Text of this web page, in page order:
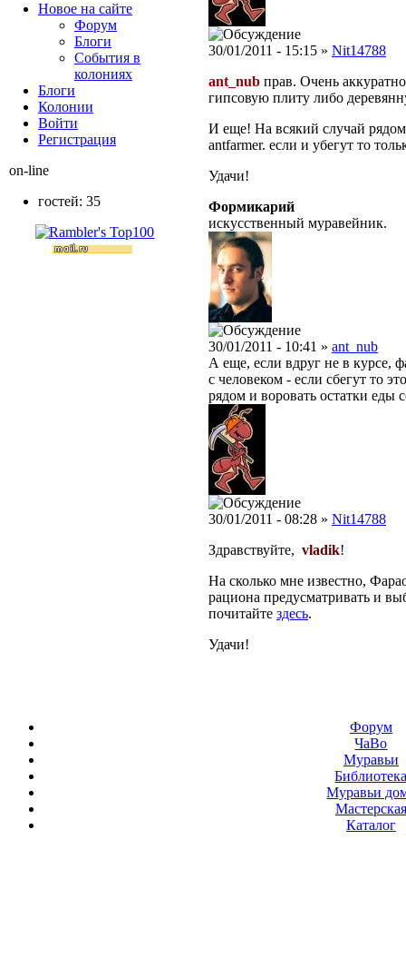
30/01/2011 - 15:15 » Nit14788
ant_nub прав. Очень
гипсовую плиту либо
И еще! На всякий случай
antfarmer. если и убегут то
Удачи!
Формикарий
искусственный муравейник.
30/01/2011 - 10:41 » ant_nub
А еще, если вдруг не в курсе,
с человеком - если сбегут то
рядом и воровать остатки еды
30/01/2011 - 08:28 » Nit14788
Здравствуйте, vladik!
На сколько мне известно,
рациона предусматривать и
почитайте здесь.
Удачи!
Новое на сайте
Форум
Блоги
События в
колониях
Блоги
Колонии
Войти
Peгиcтpaция
on-line
гостей: 35
Форум
ЧаВо
Муравьи
Муравьи
Мастерская
Каталог